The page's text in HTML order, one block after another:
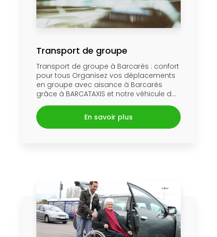
Transport de groupe
Transport de groupe à Barcarès : confort
pour tous Organisez vos déplacements
en groupe avec aisance à Barcarès
grâce à BARCATAXIS et notre véhicule d...
En savoir plus